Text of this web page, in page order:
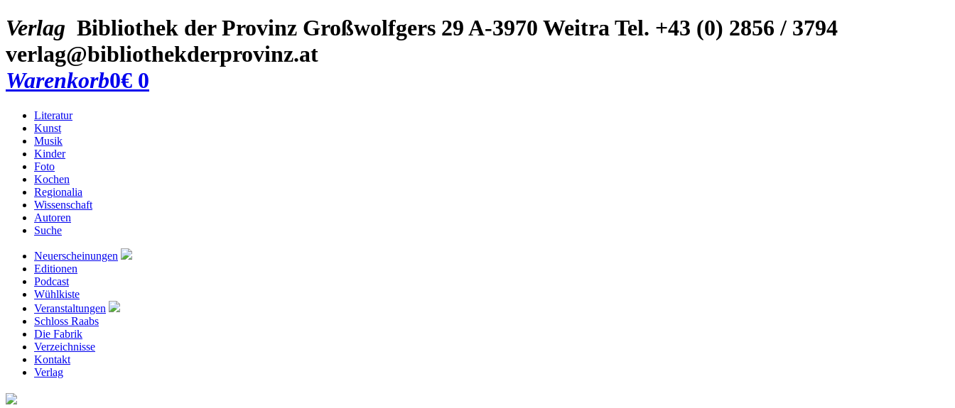
Verlag Bibliothek der Provinz Großwolfgers 29A-3970 WeitraTel. +43 (0) 2856 / 3794
verlag@bibliothekderprovinz.at
Warenkorb0€ 0
Literatur
Kunst
Musik
Kinder
Foto
Kochen
Regionalia
Wissenschaft
Autoren
Suche
Neuerscheinungen
Editionen
Podcast
Wühlkiste
Veranstaltungen
Schloss Raabs
Die Fabrik
Verzeichnisse
Kontakt
Verlag